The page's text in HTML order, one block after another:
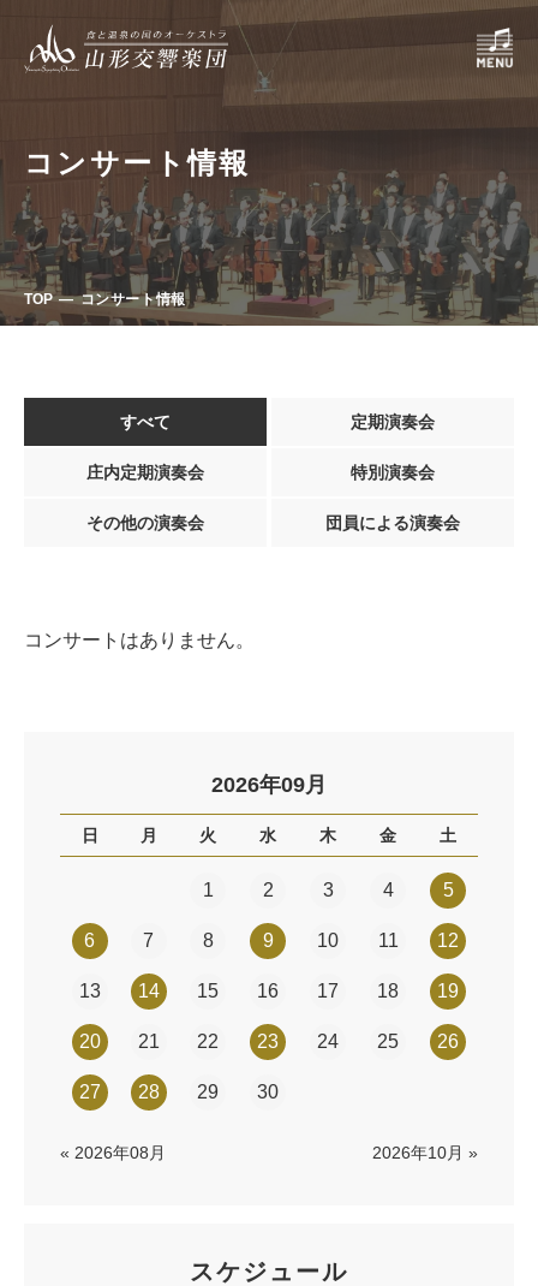
コンサート情報
TOP コンサート情報
すべて 定期演奏会
庄内定期演奏会 特別演奏会
その他の演奏会 団員による演奏会
コンサートはありません。
2026年09月
日 月 火 水 木 金 土
1 2 3 4 5
6 7 8 9 10 11 12
13 14 15 16 17 18 19
20 21 22 23 24 25 26
27 28 29 30
« 2026年08月 2026年10月 »
スケジュール